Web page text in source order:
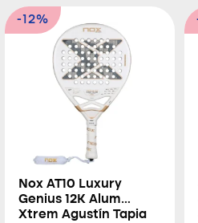
-12%
Nox AT10 Luxury
Genius 12K Alum
Xtrem Agustín Tapia